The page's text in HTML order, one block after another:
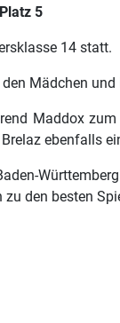
5
14 statt.
Mädchen
Maddox
ebenfalls
den besten